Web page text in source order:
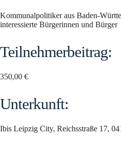
Kommunalpolitiker aus Baden-
interessierte Bürgerinnen und Bürger
Teilnehmerbeitrag:
350,00 €
Unterkunft:
Ibis Leipzig City, Reichsstraße 17,